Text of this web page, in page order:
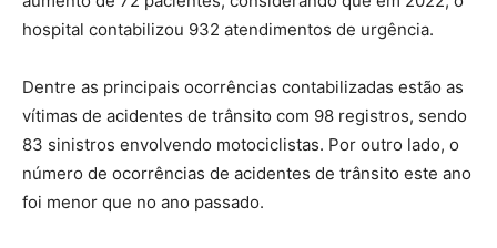
hospital contabilizou 932 atendimentos de urgência.
Dentre as principais ocorrências contabilizadas estão as
vítimas de acidentes de trânsito com 98 registros, sendo
83 sinistros envolvendo motociclistas. Por outro lado, o
número de ocorrências de acidentes de trânsito este ano
foi menor que no ano passado.